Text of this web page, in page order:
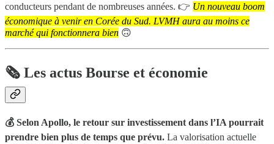
conducteurs pendant de nombreuses années. 👉 Un nouveau boom
économique à venir en Corée du Sud. LVMH aura au moins ce
marché qui fonctionnera bien 🙃
🗞️ Les actus Bourse et économie
💰 Selon Apollo, le retour sur investissement dans l’IA pourrait
prendre bien plus de temps que prévu. La valorisation actuelle